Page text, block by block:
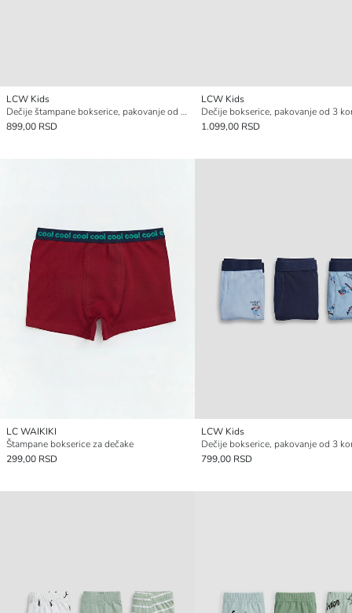
LCW Kids
Dečije štampane bokserice, pakovanje od 3 komada
899,00 RSD
LCW Kids
Dečije bokserice, pakovanje od 3
1.099,00 RSD
LC WAIKIKI
Štampane bokserice za dečake
299,00 RSD
LCW Kids
Dečije bokserice, pakovanje od 3
799,00 RSD